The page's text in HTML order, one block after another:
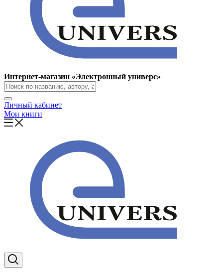
Интернет-магазин «Электронный универс»
Личный кабинет
Мои книги